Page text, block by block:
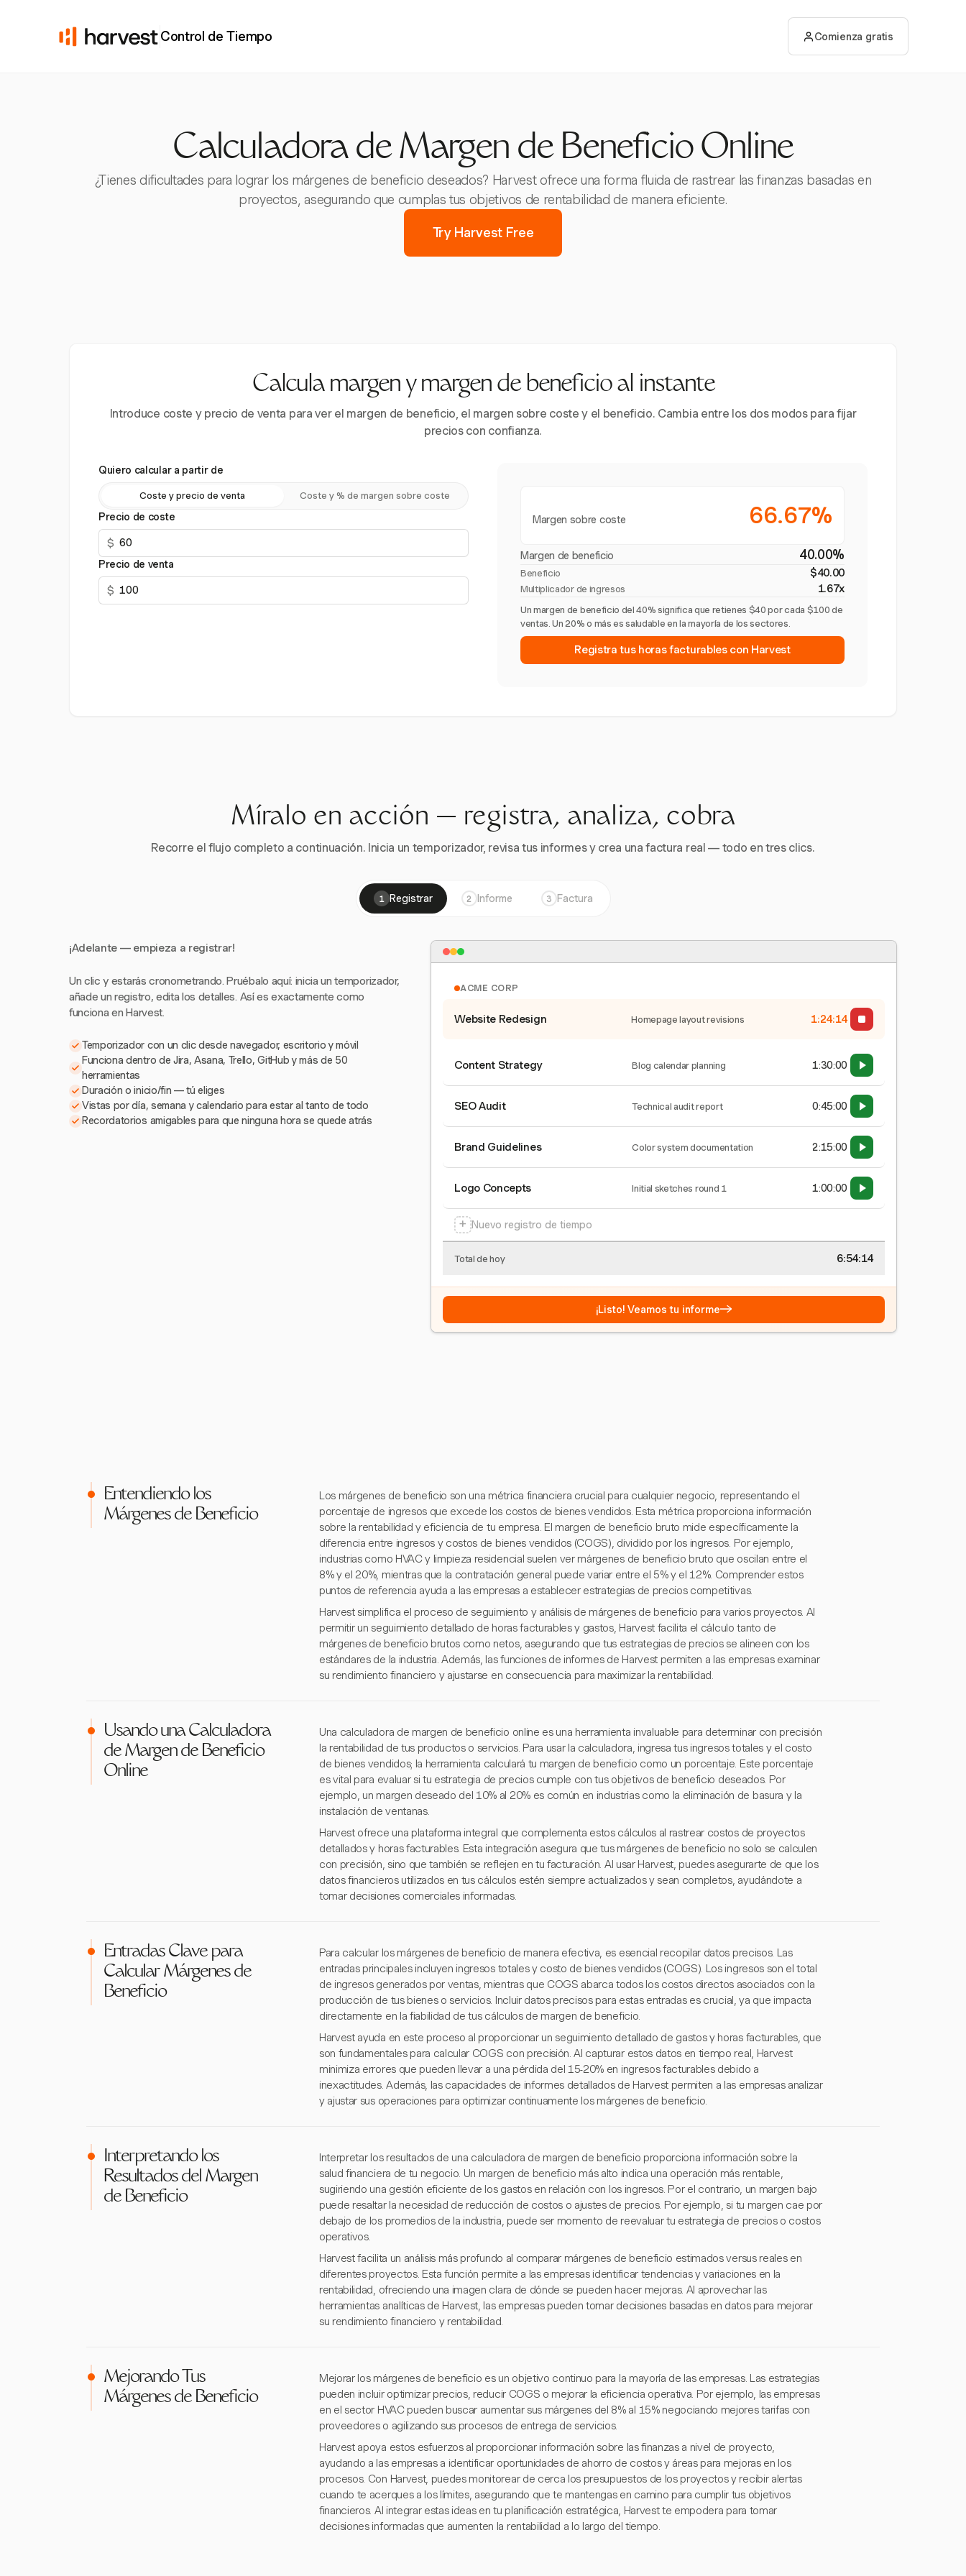
Control de Tiempo Comienza gratis
Calculadora de Margen de Beneficio Online
¿Tienes dificultades para lograr los márgenes de beneficio deseados? Harvest ofrece una forma fluida de rastrear las finanzas basadas en
proyectos, asegurando que cumplas tus objetivos de rentabilidad de manera eficiente.
Try Harvest Free
Calcula margen y margen de beneficio al instante
Introduce coste y precio de venta para ver el margen de beneficio, el margen sobre coste y el beneficio. Cambia entre los dos modos para fijar
precios con confianza.
Quiero calcular a partir de
Coste y precio de venta Coste y % de margen sobre coste
Precio de coste
$
Precio de venta
$
Margen sobre coste 66.67%
Margen de beneficio 40.00%
Beneficio $40.00
Multiplicador de ingresos 1.67x
Un margen de beneficio del 40% significa que retienes $40 por cada $100 de
ventas. Un 20% o más es saludable en la mayoría de los sectores.
Registra tus horas facturables con Harvest
Míralo en acción — registra, analiza, cobra
Recorre el flujo completo a continuación. Inicia un temporizador, revisa tus informes y crea una factura real — todo en tres clics.
1 Registrar 2 Informe 3 Factura
¡Adelante — empieza a registrar!
Un clic y estarás cronometrando. Pruébalo aquí: inicia un temporizador,
añade un registro, edita los detalles. Así es exactamente como
funciona en Harvest.
Temporizador con un clic desde navegador, escritorio y móvil
Funciona dentro de Jira, Asana, Trello, GitHub y más de 50
herramientas
Duración o inicio/fin — tú eliges
Vistas por día, semana y calendario para estar al tanto de todo
Recordatorios amigables para que ninguna hora se quede atrás
ACME CORP
Website Redesign Homepage layout revisions 1:24:14
Content Strategy Blog calendar planning 1:30:00
SEO Audit Technical audit report 0:45:00
Brand Guidelines Color system documentation 2:15:00
Logo Concepts Initial sketches round 1 1:00:00
+ Nuevo registro de tiempo
Total de hoy 6:54:14
¡Listo! Veamos tu informe→
Entendiendo los
Márgenes de Beneficio
Los márgenes de beneficio son una métrica financiera crucial para cualquier negocio, representando el
porcentaje de ingresos que excede los costos de bienes vendidos. Esta métrica proporciona información
sobre la rentabilidad y eficiencia de tu empresa. El margen de beneficio bruto mide específicamente la
diferencia entre ingresos y costos de bienes vendidos (COGS), dividido por los ingresos. Por ejemplo,
industrias como HVAC y limpieza residencial suelen ver márgenes de beneficio bruto que oscilan entre el
8% y el 20%, mientras que la contratación general puede variar entre el 5% y el 12%. Comprender estos
puntos de referencia ayuda a las empresas a establecer estrategias de precios competitivas.
Harvest simplifica el proceso de seguimiento y análisis de márgenes de beneficio para varios proyectos. Al
permitir un seguimiento detallado de horas facturables y gastos, Harvest facilita el cálculo tanto de
márgenes de beneficio brutos como netos, asegurando que tus estrategias de precios se alineen con los
estándares de la industria. Además, las funciones de informes de Harvest permiten a las empresas examinar
su rendimiento financiero y ajustarse en consecuencia para maximizar la rentabilidad.
Usando una Calculadora
de Margen de Beneficio
Online
Una calculadora de margen de beneficio online es una herramienta invaluable para determinar con precisión
la rentabilidad de tus productos o servicios. Para usar la calculadora, ingresa tus ingresos totales y el costo
de bienes vendidos; la herramienta calculará tu margen de beneficio como un porcentaje. Este porcentaje
es vital para evaluar si tu estrategia de precios cumple con tus objetivos de beneficio deseados. Por
ejemplo, un margen deseado del 10% al 20% es común en industrias como la eliminación de basura y la
instalación de ventanas.
Harvest ofrece una plataforma integral que complementa estos cálculos al rastrear costos de proyectos
detallados y horas facturables. Esta integración asegura que tus márgenes de beneficio no solo se calculen
con precisión, sino que también se reflejen en tu facturación. Al usar Harvest, puedes asegurarte de que los
datos financieros utilizados en tus cálculos estén siempre actualizados y sean completos, ayudándote a
tomar decisiones comerciales informadas.
Entradas Clave para
Calcular Márgenes de
Beneficio
Para calcular los márgenes de beneficio de manera efectiva, es esencial recopilar datos precisos. Las
entradas principales incluyen ingresos totales y costo de bienes vendidos (COGS). Los ingresos son el total
de ingresos generados por ventas, mientras que COGS abarca todos los costos directos asociados con la
producción de tus bienes o servicios. Incluir datos precisos para estas entradas es crucial, ya que impacta
directamente en la fiabilidad de tus cálculos de margen de beneficio.
Harvest ayuda en este proceso al proporcionar un seguimiento detallado de gastos y horas facturables, que
son fundamentales para calcular COGS con precisión. Al capturar estos datos en tiempo real, Harvest
minimiza errores que pueden llevar a una pérdida del 15-20% en ingresos facturables debido a
inexactitudes. Además, las capacidades de informes detallados de Harvest permiten a las empresas analizar
y ajustar sus operaciones para optimizar continuamente los márgenes de beneficio.
Interpretando los
Resultados del Margen
de Beneficio
Interpretar los resultados de una calculadora de margen de beneficio proporciona información sobre la
salud financiera de tu negocio. Un margen de beneficio más alto indica una operación más rentable,
sugiriendo una gestión eficiente de los gastos en relación con los ingresos. Por el contrario, un margen bajo
puede resaltar la necesidad de reducción de costos o ajustes de precios. Por ejemplo, si tu margen cae por
debajo de los promedios de la industria, puede ser momento de reevaluar tu estrategia de precios o costos
operativos.
Harvest facilita un análisis más profundo al comparar márgenes de beneficio estimados versus reales en
diferentes proyectos. Esta función permite a las empresas identificar tendencias y variaciones en la
rentabilidad, ofreciendo una imagen clara de dónde se pueden hacer mejoras. Al aprovechar las
herramientas analíticas de Harvest, las empresas pueden tomar decisiones basadas en datos para mejorar
su rendimiento financiero y rentabilidad.
Mejorando Tus
Márgenes de Beneficio
Mejorar los márgenes de beneficio es un objetivo continuo para la mayoría de las empresas. Las estrategias
pueden incluir optimizar precios, reducir COGS o mejorar la eficiencia operativa. Por ejemplo, las empresas
en el sector HVAC pueden buscar aumentar sus márgenes del 8% al 15% negociando mejores tarifas con
proveedores o agilizando sus procesos de entrega de servicios.
Harvest apoya estos esfuerzos al proporcionar información sobre las finanzas a nivel de proyecto,
ayudando a las empresas a identificar oportunidades de ahorro de costos y áreas para mejoras en los
procesos. Con Harvest, puedes monitorear de cerca los presupuestos de los proyectos y recibir alertas
cuando te acerques a los límites, asegurando que te mantengas en camino para cumplir tus objetivos
financieros. Al integrar estas ideas en tu planificación estratégica, Harvest te empodera para tomar
decisiones informadas que aumenten la rentabilidad a lo largo del tiempo.